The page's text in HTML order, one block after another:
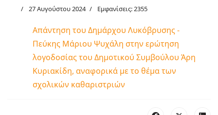
27 Αυγούστου 2024
Εμφανίσεις: 2355
Απάντηση του Δημάρχου Λυκόβρυσης -
Πεύκης Μάριου Ψυχάλη στην ερώτηση
λογοδοσίας του Δημοτικού Συμβούλου Άρη
Κυριακίδη, αναφορικά με το θέμα των
σχολικών καθαριστριών